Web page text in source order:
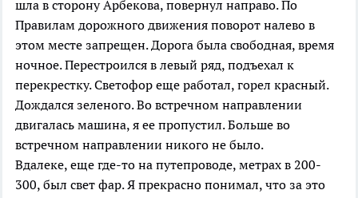
шла в сторону Арбекова, повернул направо. По
Правилам дорожного движения поворот налево в
этом месте запрещен. Дорога была свободная, время
ночное. Перестроился в левый ряд, подъехал к
перекрестку. Светофор еще работал, горел красный.
Дождался зеленого. Во встречном направлении
двигалась машина, я ее пропустил. Больше во
встречном направлении никого не было.
Вдалеке, еще где-то на путепроводе, метрах в 200-
300, был свет фар. Я прекрасно понимал, что за это